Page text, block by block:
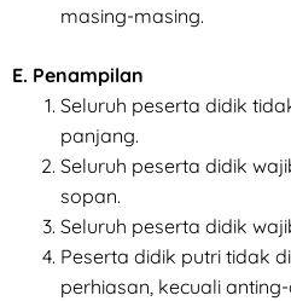
masing-masing.
E. Penampilan
Seluruh peserta didik
panjang.
Seluruh peserta didik
sopan.
Seluruh peserta didik
Peserta didik putri tidak
perhiasan, kecuali